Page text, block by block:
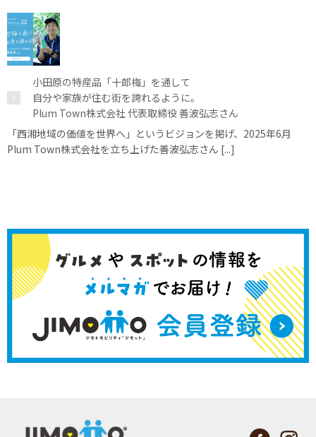
小田原の特産品「十郎梅」を通して
自分や家族が住む街を誇れるように。
Plum Town株式会社 代表取締役 善波弘志さん
「西湘地域の価値を世界へ」というビジョンを掲げ、2025年6月
Plum Town株式会社を立ち上げた善波弘志さん [...]